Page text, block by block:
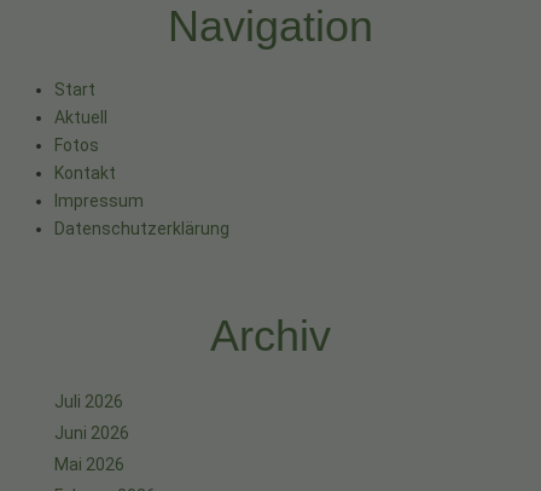
Navigation
Start
Aktuell
Fotos
Kontakt
Impressum
Datenschutzerklärung
Archiv
Juli 2026
Juni 2026
Mai 2026